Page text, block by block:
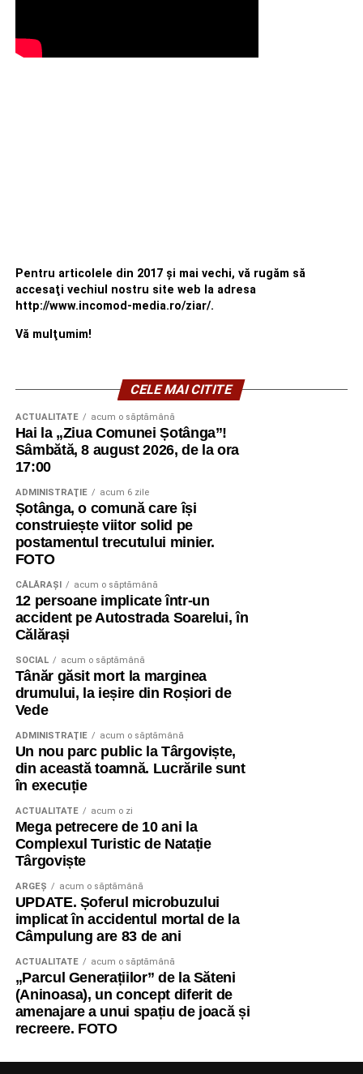
Pentru articolele din 2017 şi mai vechi, vă rugăm să
accesaţi vechiul nostru site web la adresa
http://www.incomod-media.ro/ziar/.
Vă mulţumim!
CELE MAI CITITE
ACTUALITATE acum o săptămână
Hai la „Ziua Comunei Șotânga”!
Sâmbătă, 8 august 2026, de la ora
17:00
ADMINISTRAŢIE acum 6 zile
Șotânga, o comună care își
construiește viitor solid pe
postamentul trecutului minier.
FOTO
CĂLĂRAŞI acum o săptămână
12 persoane implicate într-un
accident pe Autostrada Soarelui, în
Călărași
SOCIAL acum o săptămână
Tânăr găsit mort la marginea
drumului, la ieșire din Roșiori de
Vede
ADMINISTRAŢIE acum o săptămână
Un nou parc public la Târgoviște,
din această toamnă. Lucrările sunt
în execuție
ACTUALITATE acum o zi
Mega petrecere de 10 ani la
Complexul Turistic de Natație
Târgoviște
ARGEȘ acum o săptămână
UPDATE. Șoferul microbuzului
implicat în accidentul mortal de la
Câmpulung are 83 de ani
ACTUALITATE acum o săptămână
„Parcul Generațiilor” de la Săteni
(Aninoasa), un concept diferit de
amenajare a unui spațiu de joacă și
recreere. FOTO